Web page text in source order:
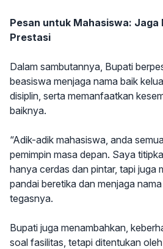
Pesan untuk Mahasiswa: Jaga
Prestasi
Dalam sambutannya, Bupati
beasiswa menjaga nama baik
disiplin, serta memanfaatkan
baiknya.
“Adik-adik mahasiswa, anda
pemimpin masa depan. Saya
hanya cerdas dan pintar, tapi juga
pandai beretika dan menjaga
tegasnya.
Bupati juga menambahkan,
soal fasilitas, tetapi ditentukan